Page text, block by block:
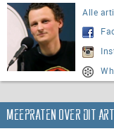
Alle
Meepraten over dit